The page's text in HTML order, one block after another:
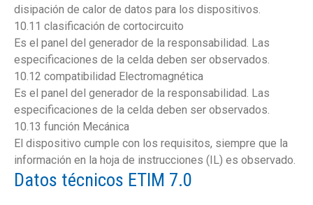
disipación de calor de datos para los dispositivos.
10.11 clasificación de cortocircuito
Es el panel del generador de la responsabilidad. Las
especificaciones de la celda deben ser observados.
10.12 compatibilidad Electromagnética
Es el panel del generador de la responsabilidad. Las
especificaciones de la celda deben ser observados.
10.13 función Mecánica
El dispositivo cumple con los requisitos, siempre que la
información en la hoja de instrucciones (IL) es observado.
Datos técnicos ETIM 7.0